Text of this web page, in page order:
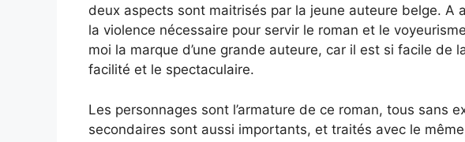
deux aspects sont maitrisés par la jeune auteure belge. A
la violence nécessaire pour servir le roman et le
moi la marque d’une grande auteure, car il est si facile de
facilité et le spectaculaire.
Les personnages sont l’armature de ce roman, tous sans
secondaires sont aussi importants, et traités avec le